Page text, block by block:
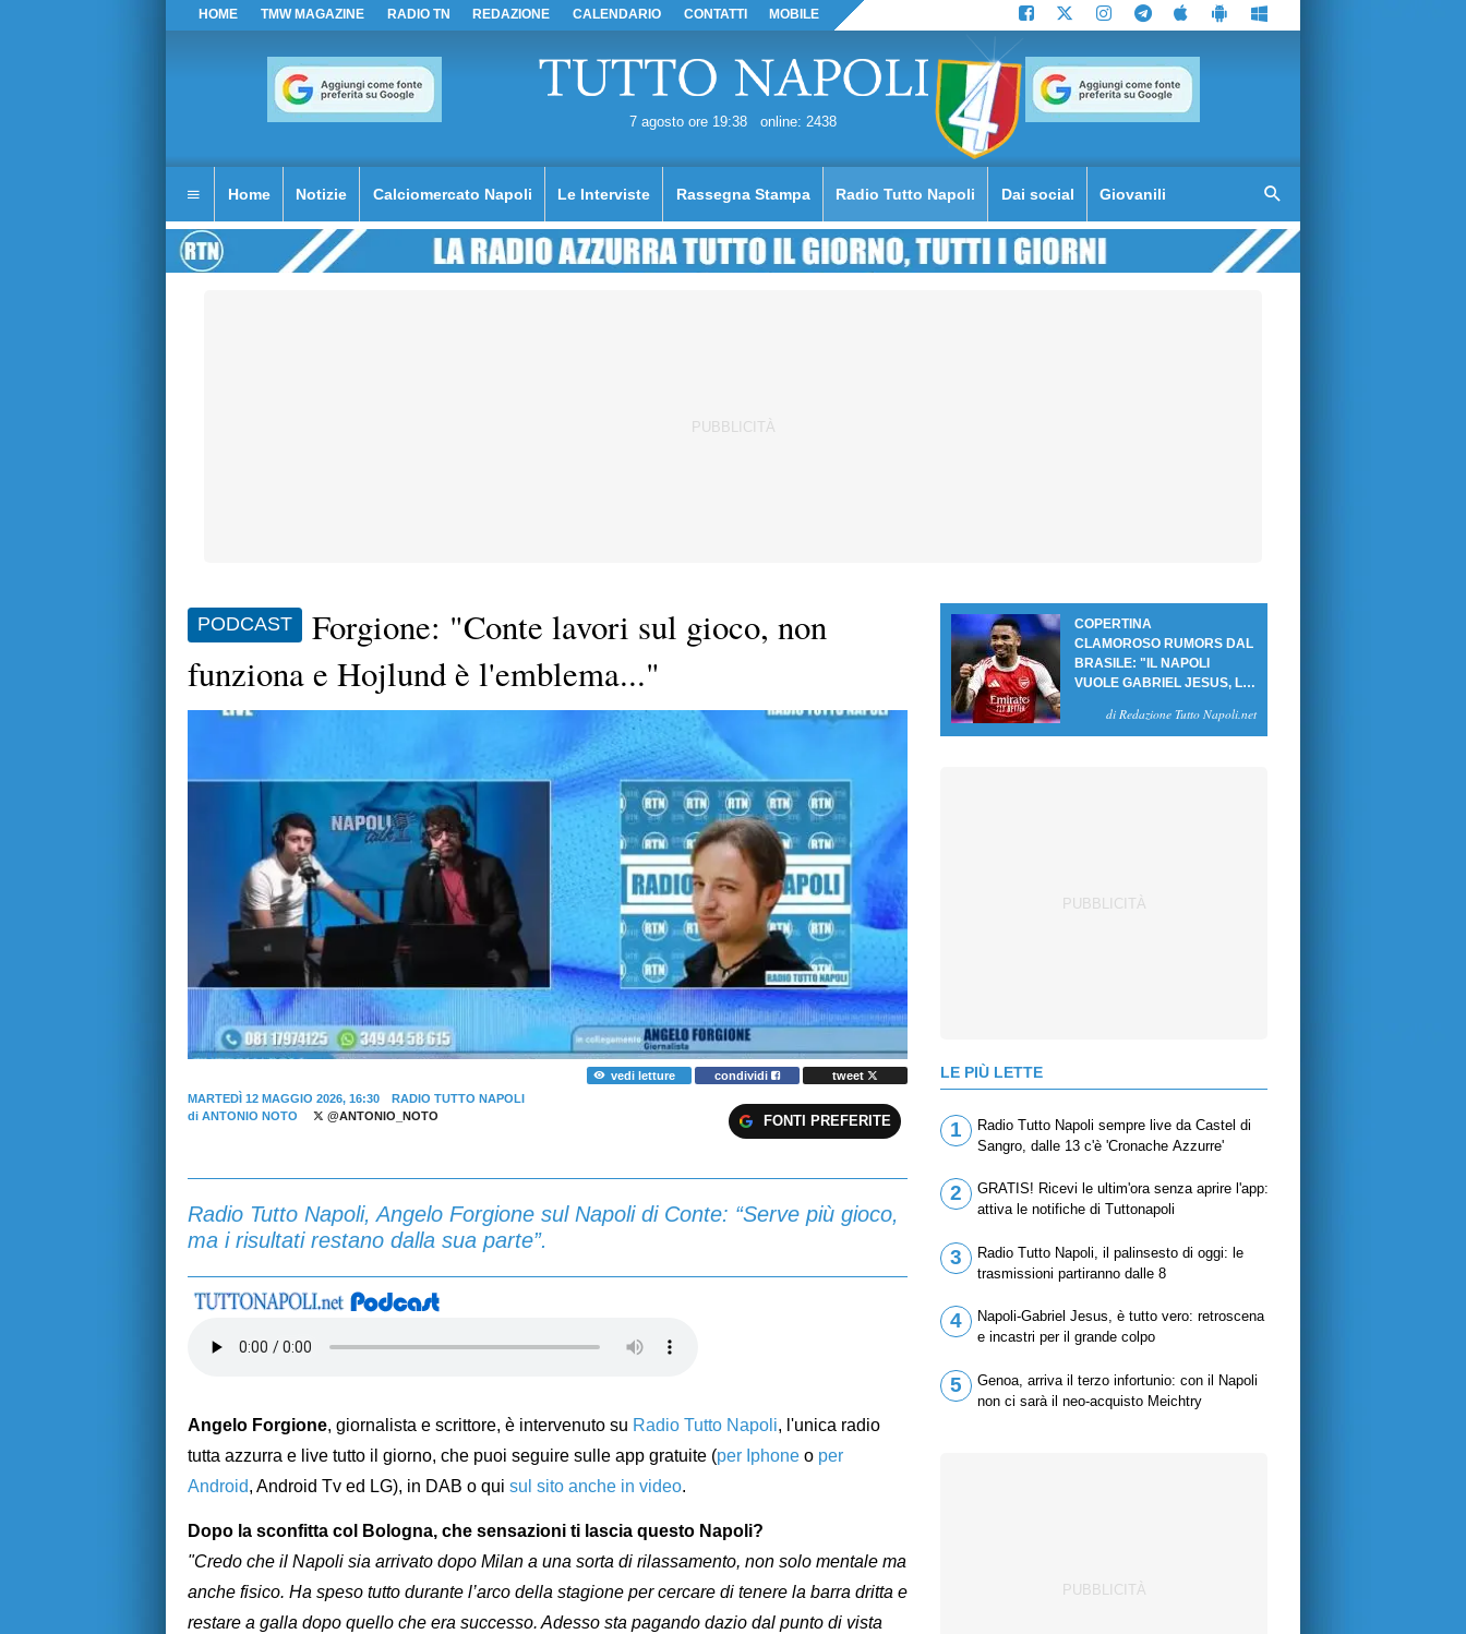
HOME TMW MAGAZINE RADIO TN REDAZIONE CALENDARIO CONTATTI MOBILE
7 agosto ore 19:38 online: 2438
Home Notizie Calciomercato Napoli Le Interviste Rassegna Stampa Radio Tutto Napoli Dai social Giovanili
PODCAST
Forgione: "Conte lavori sul gioco, non
funziona e Hojlund è l'emblema..."
vedi letture condividi
tweet
MARTEDÌ 12 MAGGIO 2026, 16:30
RADIO TUTTO NAPOLI
di ANTONIO NOTO @ANTONIO_NOTO FONTI PREFERITE
Radio Tutto Napoli, Angelo Forgione sul Napoli di Conte: “Serve più gioco,
ma i risultati restano dalla sua parte”.
Angelo Forgione, giornalista e scrittore, è intervenuto su Radio Tutto Napoli, l'unica radio
tutta azzurra e live tutto il giorno, che puoi seguire sulle app gratuite (per Iphone o per
Android, Android Tv ed LG), in DAB o qui sul sito anche in video.
Dopo la sconfitta col Bologna, che sensazioni ti lascia questo Napoli?
"Credo che il Napoli sia arrivato dopo Milan a una sorta di rilassamento, non solo mentale ma
anche fisico. Ha speso tutto durante l’arco della stagione per cercare di tenere la barra dritta e
restare a galla dopo quello che era successo. Adesso sta pagando dazio dal punto di vista
COPERTINA
CLAMOROSO RUMORS DAL
BRASILE: "IL NAPOLI
VUOLE GABRIEL JESUS, LE
di Redazione Tutto Napoli.net
LE PIÙ LETTE
1
Radio Tutto Napoli sempre live da Castel di
Sangro, dalle 13 c'è 'Cronache Azzurre'
2
GRATIS! Ricevi le ultim'ora senza aprire l'app:
attiva le notifiche di Tuttonapoli
3
Radio Tutto Napoli, il palinsesto di oggi: le
trasmissioni partiranno dalle 8
4
Napoli-Gabriel Jesus, è tutto vero: retroscena
e incastri per il grande colpo
5
Genoa, arriva il terzo infortunio: con il Napoli
non ci sarà il neo-acquisto Meichtry